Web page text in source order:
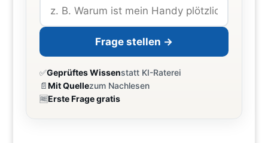
Frage stellen →
✅Geprüftes Wissenstatt KI-Raterei
📄Mit Quellezum Nachlesen
🆓Erste Frage gratis